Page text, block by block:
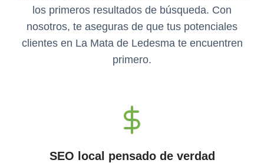
los primeros resultados de búsqueda. Con
nosotros, te aseguras de que tus potenciales
clientes en La Mata de Ledesma te encuentren
primero.
SEO local pensado de verdad